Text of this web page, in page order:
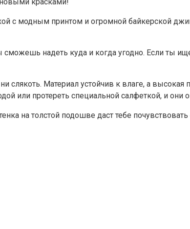
с модным принтом и огромной байкерской
надеть куда и когда угодно. Если ты
Материал устойчив к влаге, а
или протереть специальной салфеткой, и они
на толстой подошве даст тебе